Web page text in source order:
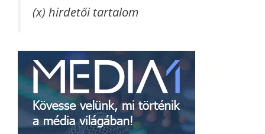
(x) hirdetői tartalom